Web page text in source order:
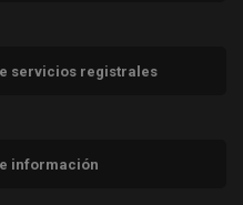
servicios registrales
información